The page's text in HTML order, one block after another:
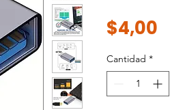
$4,00
Cantidad *